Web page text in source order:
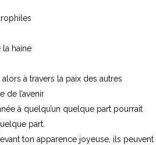
haine
à travers la paix des autres
de l’avenir
à quelqu’un quelque part pourrait
part.
ton apparence joyeuse, ils peuvent